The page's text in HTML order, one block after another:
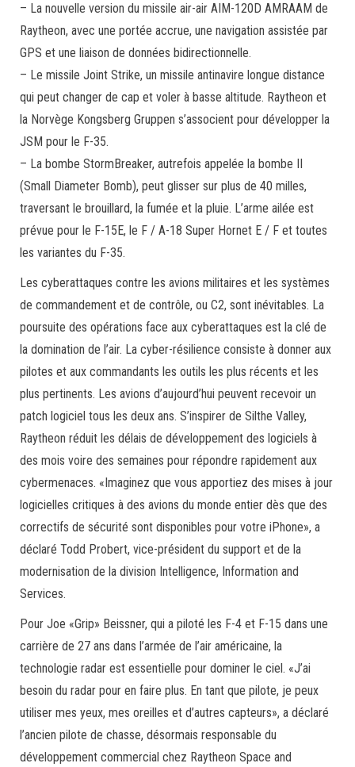
– La nouvelle version du missile air-air AIM-120D AMRAAM de
Raytheon, avec une portée accrue, une navigation assistée par
GPS et une liaison de données bidirectionnelle.
– Le missile Joint Strike, un missile antinavire longue distance
qui peut changer de cap et voler à basse altitude. Raytheon et
la Norvège Kongsberg Gruppen s’associent pour développer la
JSM pour le F-35.
– La bombe StormBreaker, autrefois appelée la bombe II
(Small Diameter Bomb), peut glisser sur plus de 40 milles,
traversant le brouillard, la fumée et la pluie. L’arme ailée est
prévue pour le F-15E, le F / A-18 Super Hornet E / F et toutes
les variantes du F-35.
Les cyberattaques contre les avions militaires et les systèmes
de commandement et de contrôle, ou C2, sont inévitables. La
poursuite des opérations face aux cyberattaques est la clé de
la domination de l’air. La cyber-résilience consiste à donner aux
pilotes et aux commandants les outils les plus récents et les
plus pertinents. Les avions d’aujourd’hui peuvent recevoir un
patch logiciel tous les deux ans. S’inspirer de Silthe Valley,
Raytheon réduit les délais de développement des logiciels à
des mois voire des semaines pour répondre rapidement aux
cybermenaces. «Imaginez que vous apportiez des mises à jour
logicielles critiques à des avions du monde entier dès que des
correctifs de sécurité sont disponibles pour votre iPhone», a
déclaré Todd Probert, vice-président du support et de la
modernisation de la division Intelligence, Information and
Services.
Pour Joe «Grip» Beissner, qui a piloté les F-4 et F-15 dans une
carrière de 27 ans dans l’armée de l’air américaine, la
technologie radar est essentielle pour dominer le ciel. «J’ai
besoin du radar pour en faire plus. En tant que pilote, je peux
utiliser mes yeux, mes oreilles et d’autres capteurs», a déclaré
l’ancien pilote de chasse, désormais responsable du
développement commercial chez Raytheon Space and